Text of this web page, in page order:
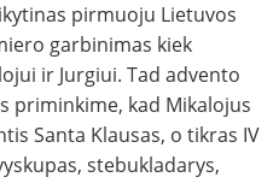
pirmuoju Lietuvos
garbinimas kiek
ir Jurgiui. Tad advento
priminkime, kad Mikalojus
Santa Klausas, o tikras IV
stebukladarys,